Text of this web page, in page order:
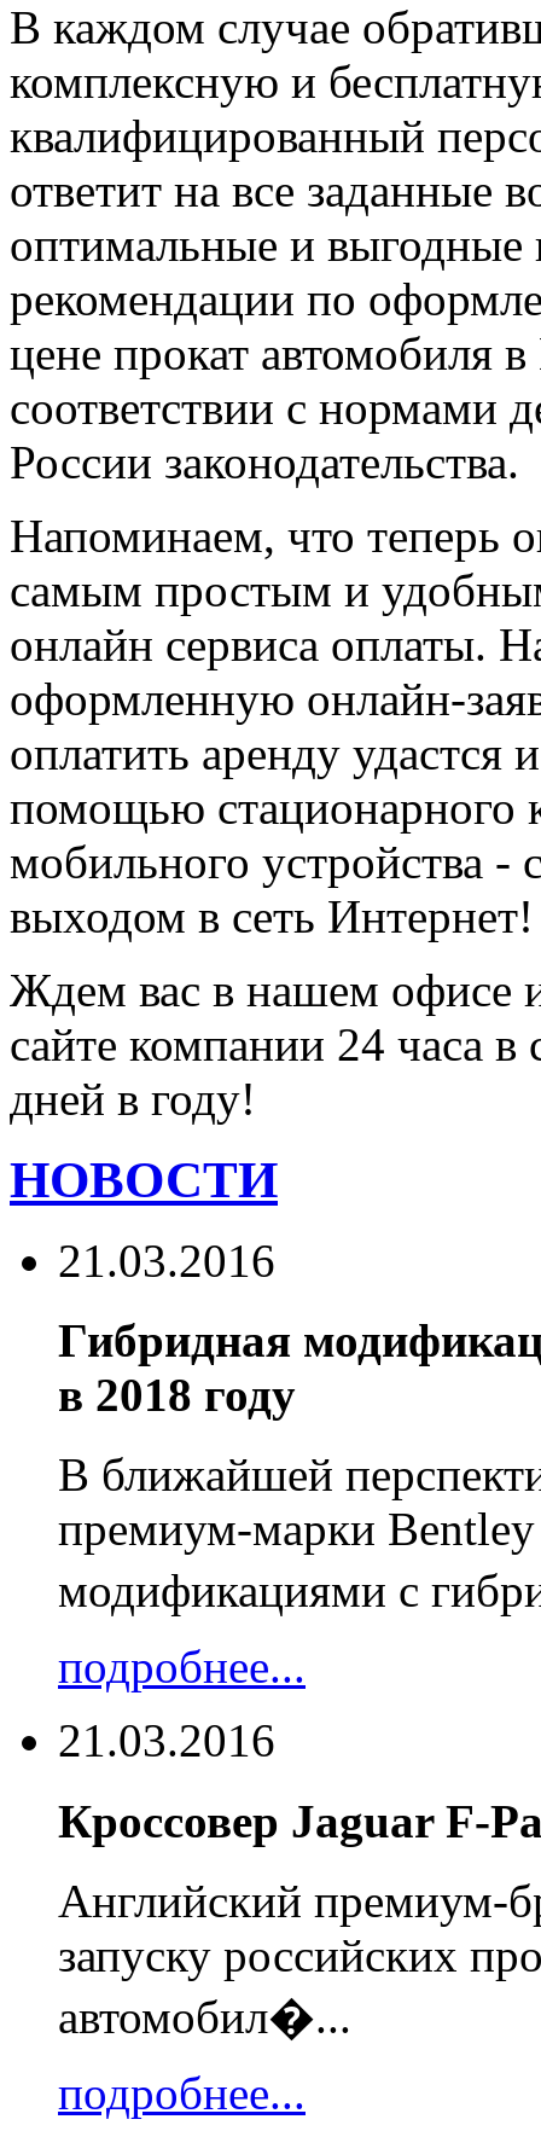
В каждом случае
комплексную и
квалифицированный
ответит на все заданные
оптимальные и выгодные
рекомендации по
цене прокат автомобиля
соответствии с нормами
России законодательства.
Напоминаем, что теперь
самым простым и
онлайн сервиса оплаты.
оформленную онлайн-
оплатить аренду
помощью стационарного
мобильного устройства -
выходом в сеть Интернет!
Ждем вас в нашем офисе
сайте компании 24 часа
дней в году!
НОВОСТИ
21.03.2016
Гибридная
в 2018 году
В ближайшей
премиум-марки Bentley
модификациями с
подробнее...
21.03.2016
Кроссовер Jaguar F-
Английский премиум-
запуску российских
автомобил�...
подробнее...